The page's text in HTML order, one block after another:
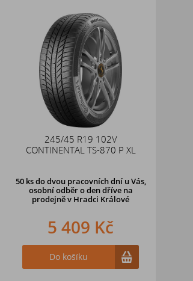
245/45 R19 102V
CONTINENTAL TS-870 P XL
50 ks do dvou pracovních dní u Vás,
osobní odběr o den dřívena
prodejně v Hradci Králové
5 409 Kč
Do košíku